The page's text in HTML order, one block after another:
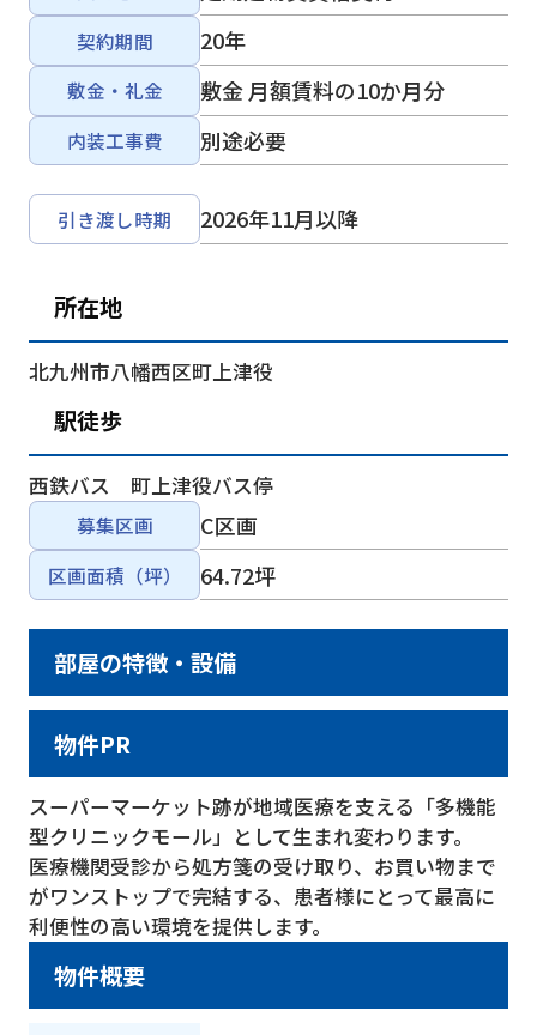
契約期間 20年
敷金・礼金 敷金 月額賃料の10か月分
内装工事費 別途必要
引き渡し時期 2026年11月以降
所在地
北九州市八幡西区町上津役
駅徒歩
西鉄バス 町上津役バス停
募集区画 C区画
区画面積（坪） 64.72坪
部屋の特徴・設備
物件PR
スーパーマーケット跡が地域医療を支える「多機能
型クリニックモール」として生まれ変わります。
医療機関受診から処方箋の受け取り、お買い物まで
がワンストップで完結する、患者様にとって最高に
利便性の高い環境を提供します。
物件概要